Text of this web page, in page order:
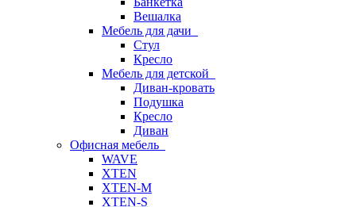
Вешалка
Мебель для дачи
Стул
Кресло
Мебель для детской
Диван-кровать
Подушка
Кресло
Диван
Офисная мебель
WAVE
XTEN
XTEN-M
XTEN-S